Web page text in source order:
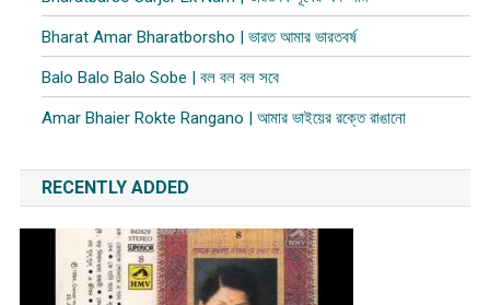
Bharat Amar Bharatborsho | ভারত আমার ভারতবর্ষ
Balo Balo Balo Sobe | বল বল বল সবে
Amar Bhaier Rokte Rangano | আমার ভাইয়ের রক্তে রাঙানো
RECENTLY ADDED